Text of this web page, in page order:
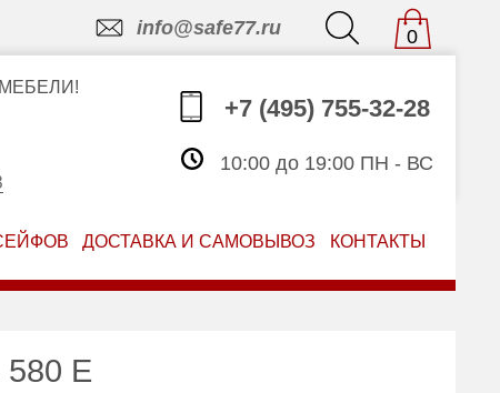
info@safe77.ru 0
+7 (495) 755-32-28
10:00 до 19:00 ПН - ВС
ДОСТАВКА И САМОВЫВОЗ КОНТАКТЫ
E